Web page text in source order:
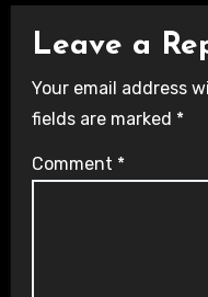
Leave a
Your email address
fields are marked *
Comment *